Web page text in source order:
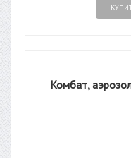
Комбат,